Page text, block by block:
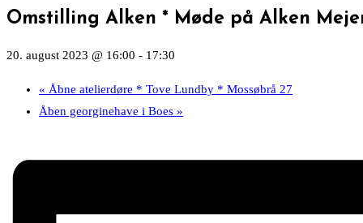
Omstilling Alken * Møde på Alken
20. august 2023 @ 16:00 - 17:30
« Åbne atelierdøre * Tove Lundby * Mossøbrå 27
Åben georginehave i Boes »